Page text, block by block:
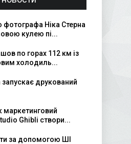
фотографа Ніка Стерна
кулею пі...
по горах 112 км із
холодиль...
друкований
маркетинговий
Ghibli створи...
за допомогою ШІ